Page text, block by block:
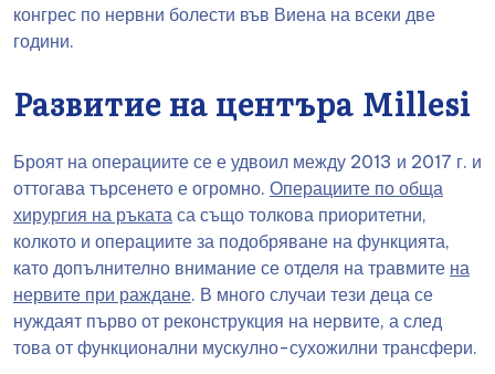
конгрес по нервни болести във Виена на всеки две
години.
Развитие на центъра Millesi
Броят на операциите се е удвоил между 2013 и 2017 г. и
оттогава търсенето е огромно. Операциите по обща
хирургия на ръката са също толкова приоритетни,
колкото и операциите за подобряване на функцията,
като допълнително внимание се отделя на травмите на
нервите при раждане. В много случаи тези деца се
нуждаят първо от реконструкция на нервите, а след
това от функционални мускулно-сухожилни трансфери.